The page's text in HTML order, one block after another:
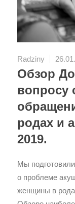
Radziny
Обзор
вопросу
родах и
2019.
Мы
о проблеме
женщины в